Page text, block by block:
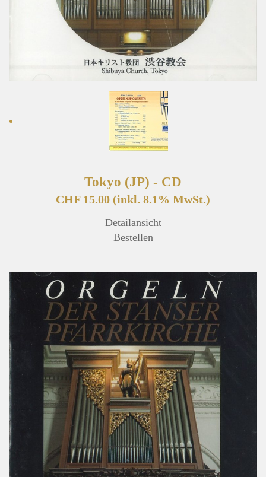
Tokyo (JP) - CD
CHF 15.00 (inkl. 8.1% MwSt.)
Detailansicht
Bestellen